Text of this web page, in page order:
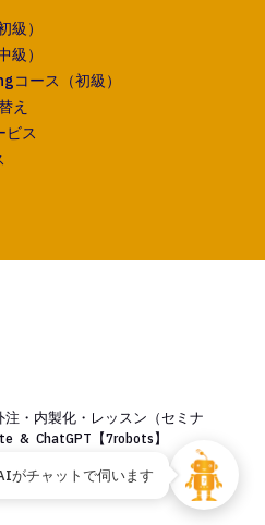
）
）
コース（初級）
え
ビス
注・内製化・レッスン（セミナ
& ChatGPT【7robots】
がチャットで伺います